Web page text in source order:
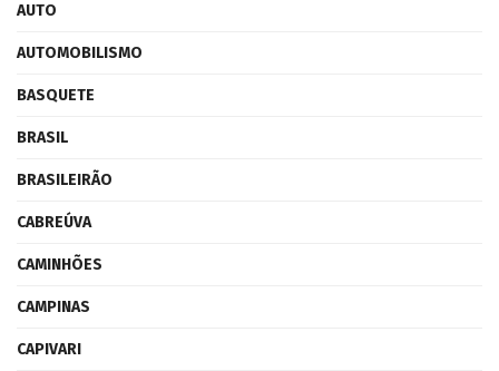
AUTO
AUTOMOBILISMO
BASQUETE
BRASIL
BRASILEIRÃO
CABREÚVA
CAMINHÕES
CAMPINAS
CAPIVARI